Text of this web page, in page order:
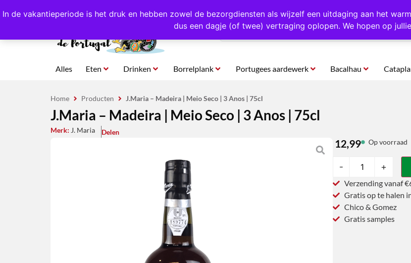
In de vakantieperiode is het druk en hebben zowel de bezorgdiensten als wijzelf een uitdaging aan het
dus een dagje (of twee) vertraging oplopen. We hopen op
4,8/5,0 sterren beoordeeld! Eigen import uit Portugal Altijd 1000 verschillende producten op voorraad
Alles Eten Drinken Borrelplank Portugees aardewerk Bacalhau
Home Producten J.Maria – Madeira | Meio Seco | 3 Anos | 75cl
J.Maria – Madeira | Meio Seco | 3 Anos | 75cl
Merk: J. Maria Delen
12,99 Op voorraad
- +
Verzending vanaf
Gratis op te halen
Chico & Gomez
Gratis samples